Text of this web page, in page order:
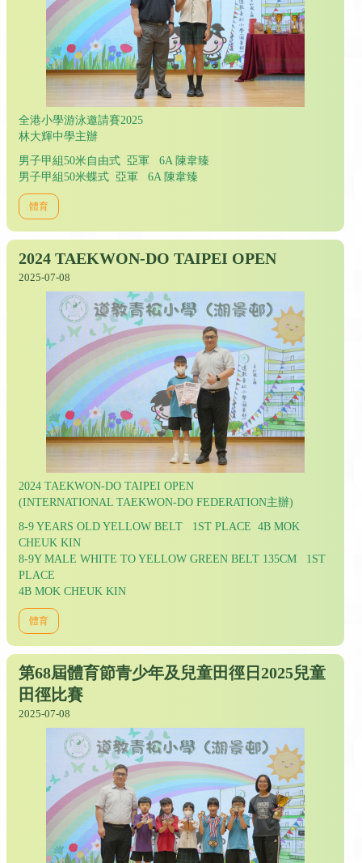
全港小學游泳邀請賽2025
林大輝中學主辦
男子甲組50米自由式 亞軍 6A 陳韋臻
男子甲組50米蝶式 亞軍 6A 陳韋臻
體育
2024 TAEKWON-DO TAIPEI OPEN
2025-07-08
2024 TAEKWON-DO TAIPEI OPEN
(INTERNATIONAL TAEKWON-DO FEDERATION主辦)
8-9 YEARS OLD YELLOW BELT 1ST PLACE 4B MOK
CHEUK KIN
8-9Y MALE WHITE TO YELLOW GREEN BELT 135CM 1ST
PLACE
4B MOK CHEUK KIN
體育
第68屆體育節青少年及兒童田徑日2025兒童
田徑比賽
2025-07-08